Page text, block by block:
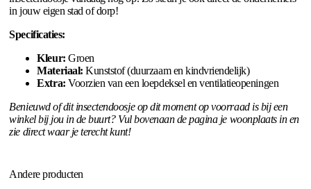
in jouw eigen stad of dorp!
Specificaties:
Kleur: Groen
Materiaal: Kunststof (duurzaam en kindvriendelijk)
Extra: Voorzien van een loepdeksel en ventilatieopeningen
Benieuwd of dit insectendoosje op dit moment op voorraad is bij een
winkel bij jou in de buurt? Vul bovenaan de pagina je woonplaats in en
zie direct waar je terecht kunt!
Andere producten